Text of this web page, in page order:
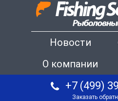
Новости
О компании
+7 (499)
Заказать